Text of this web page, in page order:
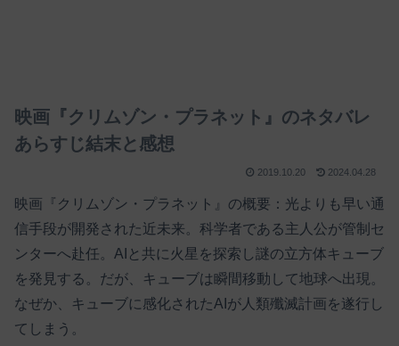
映画『クリムゾン・プラネット』のネタバレ
あらすじ結末と感想
2019.10.20 2024.04.28
映画『クリムゾン・プラネット』の概要：光よりも早い通
信手段が開発された近未来。科学者である主人公が管制セ
ンターへ赴任。AIと共に火星を探索し謎の立方体キューブ
を発見する。だが、キューブは瞬間移動して地球へ出現。
なぜか、キューブに感化されたAIが人類殲滅計画を遂行し
てしまう。